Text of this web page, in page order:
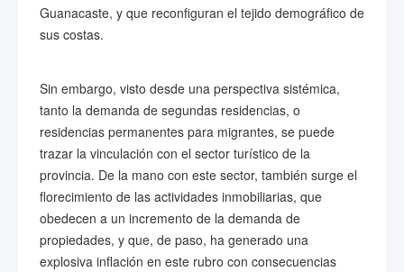
Guanacaste, y que reconfiguran el tejido demográfico de
sus costas.
Sin embargo, visto desde una perspectiva sistémica,
tanto la demanda de segundas residencias, o
residencias permanentes para migrantes, se puede
trazar la vinculación con el sector turístico de la
provincia. De la mano con este sector, también surge el
florecimiento de las actividades inmobiliarias, que
obedecen a un incremento de la demanda de
propiedades, y que, de paso, ha generado una
explosiva inflación en este rubro con consecuencias